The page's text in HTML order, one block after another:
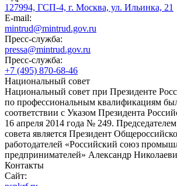
127994, ГСП-4, г. Москва, ул. Ильинка, 21
E-mail:
mintrud@mintrud.gov.ru
Пресс-служба:
pressa@mintrud.gov.ru
Пресс-служба:
+7 (495) 870-68-46
Национальный совет
Национальный совет при Президенте
по профессиональным квалификациям
соответствии с Указом Президента
16 апреля 2014 года № 249.
совета является Президент
работодателей «Российский союз
предпринимателей» Александр
Контакты
Сайт: